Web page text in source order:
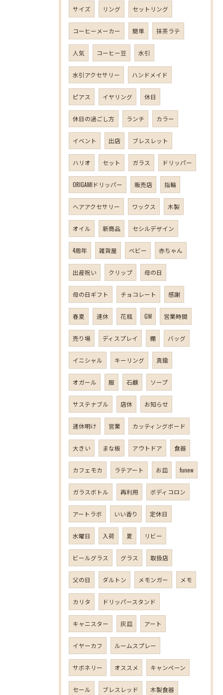
サイズ リング セットリング
コーヒーメーカー 簡単 抹茶ラテ
人気 コーヒー豆 水引
水引アクセサリー ハンドメイド
ピアス イヤリング 休日
休日の過ごし方 ランチ カラー
イベント 出店 ブレスレット
ハリオ セット ガラス ドリッパー
ORIGAMIドリッパー 販売店 指輪
ヘアアクセサリー ワックス 木製
オイル 新商品 セシルデザイン
4周年 雑貨屋 ベビー 赤ちゃん
出産祝い クリップ 母の日
母の日ギフト チョコレート 感謝
春夏 連休 花瓶 GW 営業時間
売り場 ディスプレイ 棚 バッグ
イニシャル キーリング 真鍮
オガール 服 石鹸 ソープ
サステナブル 店休 お知らせ
連休明け 営業 カッティングボード
大きい まな板 アウトドア 食器
カフェモカ ラテアート お皿 funew
ガラスボトル 再利用 ボディコロン
アートラボ いい香り 定休日
水曜日 入荷 夏 リビー
ビールグラス グラス 取扱店
父の日 ダルトン メモンガー メモ
カリタ ドリッパースタンド
キャニスター 灰皿 アート
イヤーカフ ルームスプレー
サボネリー オススメ キャンペーン
セール ブレスレッド 木製食器